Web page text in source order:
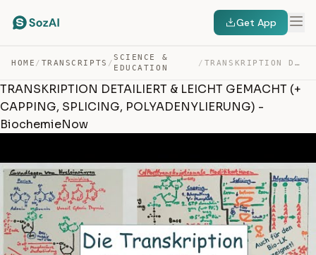
Get App
HOME / TRANSCRIPTS /
SCIENCE &
EDUCATION
/ TRANSKRIPTION DETAILIERT & LEICHT GEMACHT (+ CAPPING, S… — TRANSCRIPT
TRANSKRIPTION DETAILIERT & LEICHT GEMACHT (+
CAPPING, SPLICING, POLYADENYLIERUNG) -
BiochemieNow